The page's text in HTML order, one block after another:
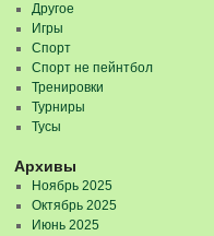
Другое
Игры
Спорт
Спорт не пейнтбол
Тренировки
Турниры
Тусы
Архивы
Ноябрь 2025
Октябрь 2025
Июнь 2025